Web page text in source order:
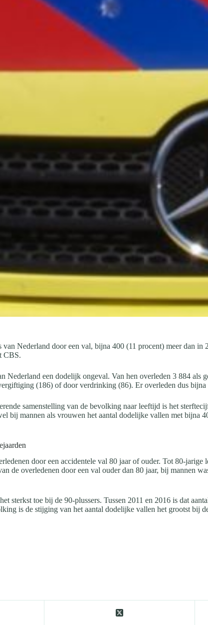
Nederland door een val, bijna 400 (11 procent) meer dan
CBS.
Nederland een dodelijk ongeval. Van hen overleden 3 884
(186) of door verdrinking (86). Er overleden dus bijna
samenstelling van de bevolking naar leeftijd is het
bij mannen als vrouwen het aantal dodelijke vallen met bijna
door een accidentele val 80 jaar of ouder. Tot 80-
de overledenen door een val ouder dan 80 jaar, bij mannen
sterkst toe bij de 90-plussers. Tussen 2011 en 2016 is dat
is de stijging van het aantal dodelijke vallen het grootst bij